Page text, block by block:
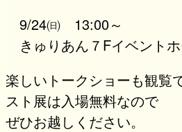
9/24㈰ 13:00～
きゅりあん７Fイベント
楽しいトークショーも観覧
スト展は入場無料なので
ぜひお越しください。